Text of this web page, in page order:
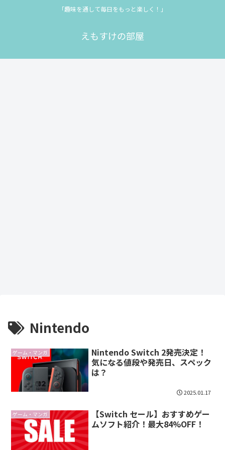
「趣味を通して毎日をもっと楽しく！」
えもすけの部屋
Nintendo
ゲーム・マンガ
Nintendo Switch 2発売決定！
気になる値段や発売日、スペック
は？
2025.01.17
ゲーム・マンガ
【Switch セール】おすすめゲー
ムソフト紹介！最大84%OFF！